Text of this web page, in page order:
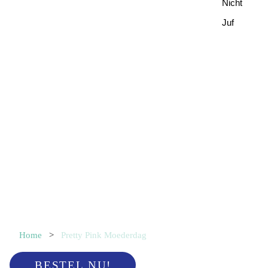
Nicht
Juf
Home > Pretty Pink Moederdag